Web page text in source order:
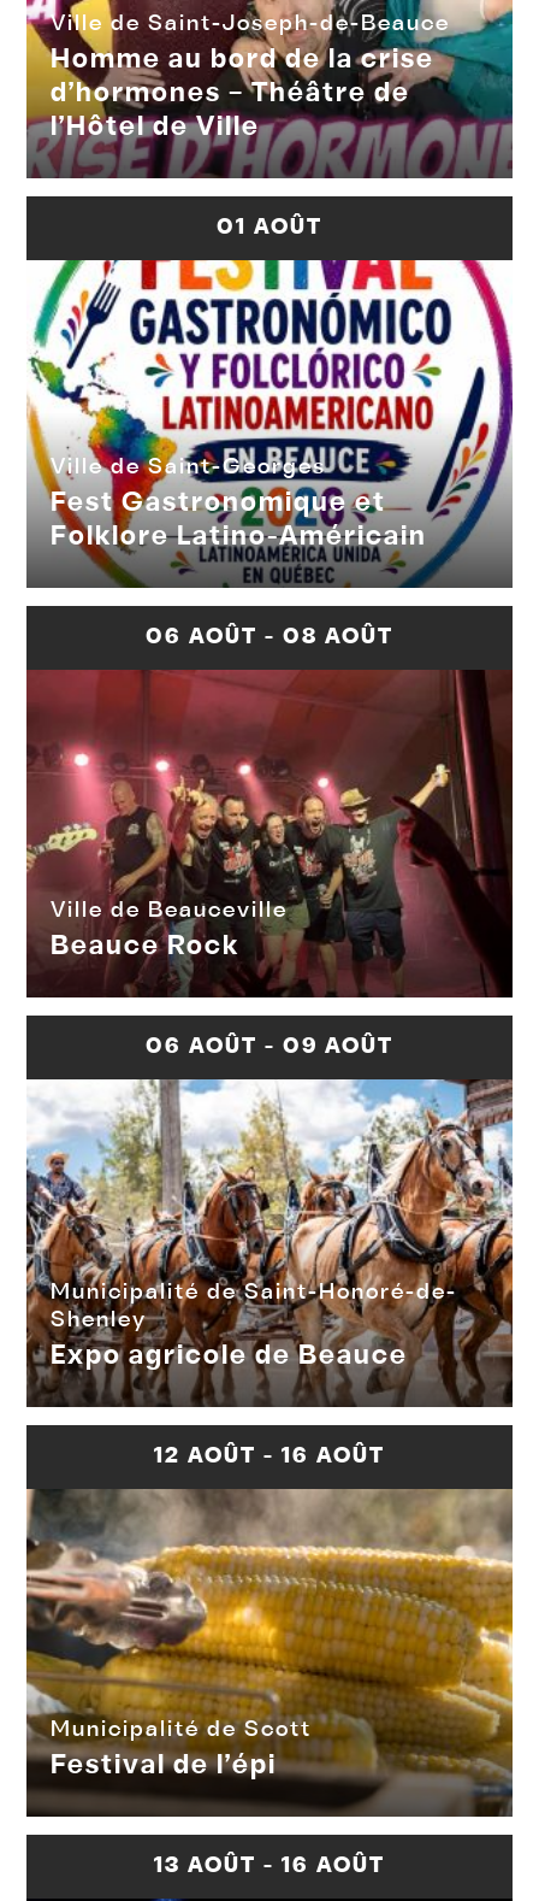
Ville de Saint-Joseph-de-Beauce
Homme au bord de la crise
d’hormones – Théâtre de
l’Hôtel de Ville
01 AOÛT
Ville de Saint-Georges
Fest Gastronomique et
Folklore Latino-Américain
06 AOÛT - 08 AOÛT
Ville de Beauceville
Beauce Rock
06 AOÛT - 09 AOÛT
Municipalité de Saint-Honoré-de-
Shenley
Expo agricole de Beauce
12 AOÛT - 16 AOÛT
Municipalité de Scott
Festival de l’épi
13 AOÛT - 16 AOÛT